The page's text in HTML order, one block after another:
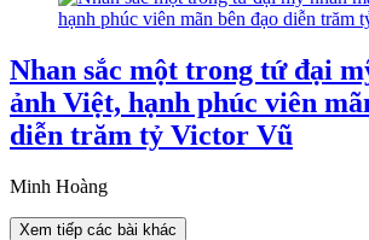
Nhan sắc một trong tứ đại
ảnh Việt, hạnh phúc viên
diễn trăm tỷ Victor Vũ
Minh Hoàng
Xem tiếp các bài khác